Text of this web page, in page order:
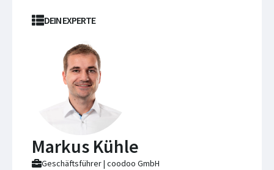
DEIN EXPERTE
Markus Kühle
Geschäftsführer | coodoo GmbH